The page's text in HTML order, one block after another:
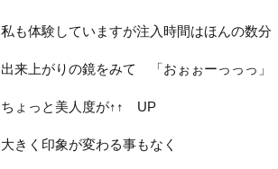
私も体験していますが注入時間はほんの数
出来上がりの鏡をみて 「おぉぉーっっっ」
ちょっと美人度が↑↑ UP
大きく印象が変わる事もなく